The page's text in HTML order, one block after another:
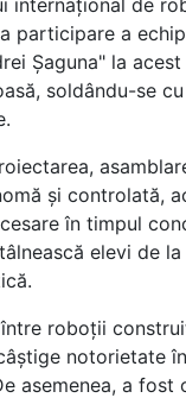
internaţional de
participare a
Şaguna" la
soldându-se
și controlată,
în timpul
elevi de
roboții
notorietate
asemenea, a